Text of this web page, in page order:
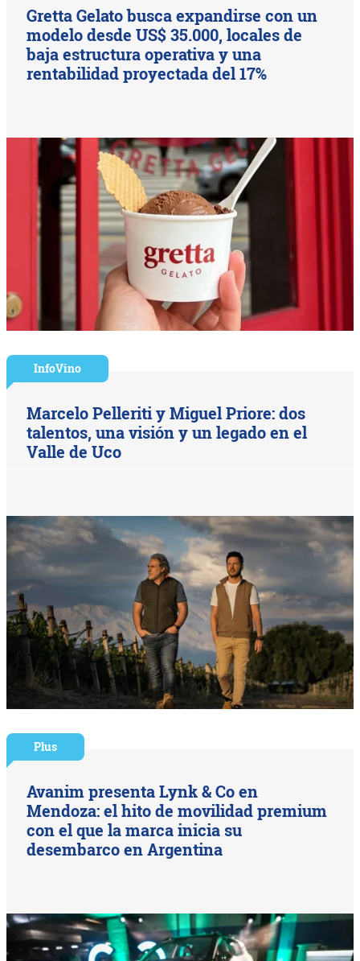
Gretta Gelato busca expandirse con un
modelo desde US$ 35.000, locales de
baja estructura operativa y una
rentabilidad proyectada del 17%
InfoVino
Marcelo Pelleriti y Miguel Priore: dos
talentos, una visión y un legado en el
Valle de Uco
Plus
Avanim presenta Lynk & Co en
Mendoza: el hito de movilidad premium
con el que la marca inicia su
desembarco en Argentina